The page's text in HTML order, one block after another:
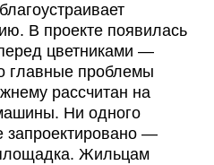
В проекте появилась
цветниками —
главные проблемы
рассчитан на
Ни одного
запроектировано —
Жильцам